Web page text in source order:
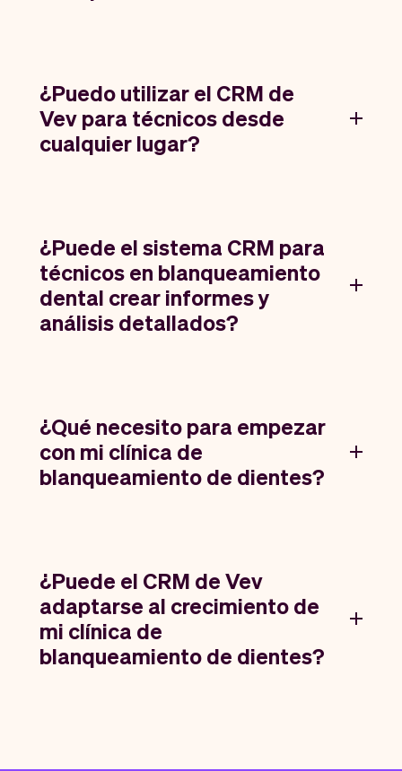
¿Puedo utilizar el CRM de
Vev para técnicos desde
cualquier lugar?
¿Puede el sistema CRM para
técnicos en blanqueamiento
dental crear informes y
análisis detallados?
¿Qué necesito para empezar
con mi clínica de
blanqueamiento de dientes?
¿Puede el CRM de Vev
adaptarse al crecimiento de
mi clínica de
blanqueamiento de dientes?